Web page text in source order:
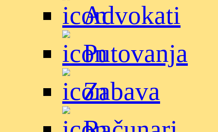
Advokati
Putovanja
Zabava